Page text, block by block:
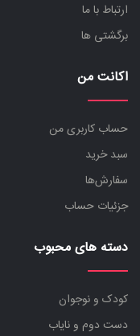
ارتباط با ما
برگشتی ها
اکانت من
حساب کاربری من
سبد خرید
سفارش‌ها
جزئیات حساب
دسته های محبوب
کودک و نوجوان
دست دوم و نایاب